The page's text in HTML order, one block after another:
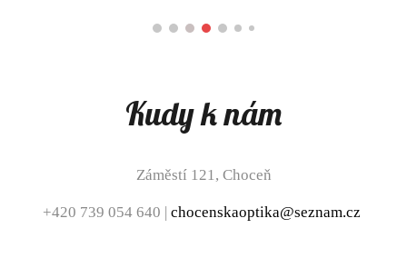
Kudy k nám
Záměstí 121, Choceň
+420 739 054 640 | chocenskaoptika@seznam.cz